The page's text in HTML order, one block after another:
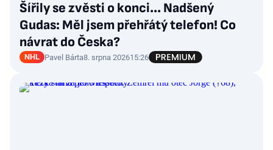
Šířily se zvěsti o konci... Nadšený
Gudas: Měl jsem přehřátý telefon! Co
návrat do Česka?
NHL Pavel Bárta8. srpna 202615:26